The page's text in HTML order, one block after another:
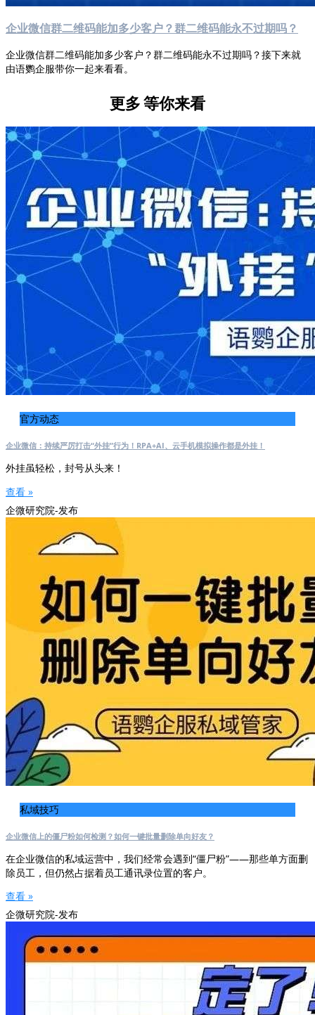
企业微信群二维码能加多少客户？群二维码能永不过期吗？
企业微信群二维码能加多少客户？群二维码能永不过期吗？接下来就
由语鹦企服带你一起来看看。
更多等你来看
官方动态
企业微信：持续严厉打击“外挂”行为！RPA+AI、云手机模拟操作都是外挂！
外挂虽轻松，封号从头来！
查看 »
企微研究院-发布
私域技巧
企业微信上的僵尸粉如何检测？如何一键批量删除单向好友？
在企业微信的私域运营中，我们经常会遇到“僵尸粉”——那些单方面删
除员工，但仍然占据着员工通讯录位置的客户。
查看 »
企微研究院-发布